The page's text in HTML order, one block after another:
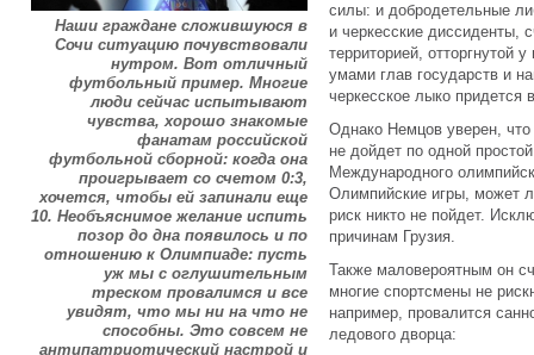
Наши граждане сложившуюся в
Сочи ситуацию почувствовали
нутром. Вот отличный
футбольный пример. Многие
люди сейчас испытывают
чувства, хорошо знакомые
фанатам российской
футбольной сборной: когда она
проигрывает со счетом 0:3,
хочется, чтобы ей запинали еще
10. Необъяснимое желание испить
позор до дна появилось и по
отношению к Олимпиаде: пусть
уж мы с оглушительным
треском провалимся и все
увидят, что мы ни на что не
способны. Это совсем не
антипатриотический настрой и
силы: и добродетельные
и черкесские диссиденты,
территорией, отторгнутой
умами глав государств и
черкесское лыко придется
Однако Немцов уверен,
не дойдет по одной
Международного
Олимпийские игры, может
риск никто не пойдет.
причинам Грузия.
Также маловероятным он
многие спортсмены не
например, провалится
ледового дворца: